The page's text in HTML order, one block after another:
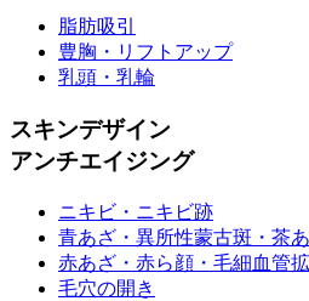
脂肪吸引
豊胸・リフトアップ
乳頭・乳輪
スキンデザイン
アンチエイジング
ニキビ・ニキビ跡
青あざ・異所性蒙古斑・茶
赤あざ・赤ら顔・毛細血管
毛穴の開き